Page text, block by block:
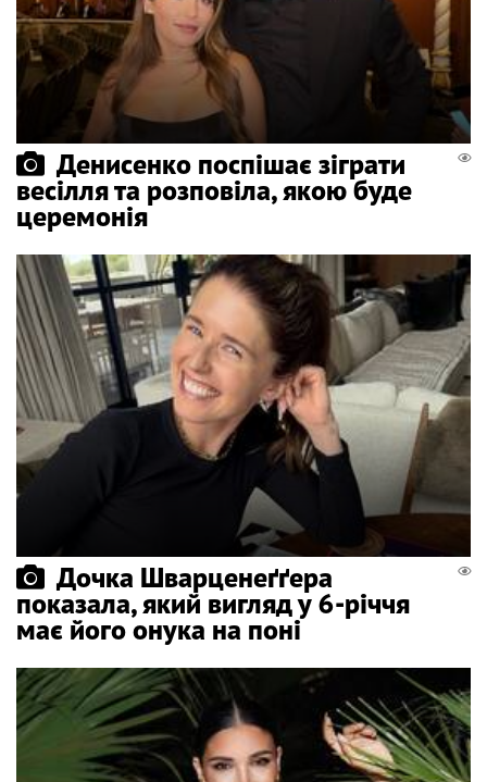
Денисенко поспішає зіграти
весілля та розповіла, якою буде
церемонія
Дочка Шварценеґґера
показала, який вигляд у 6-річчя
має його онука на поні